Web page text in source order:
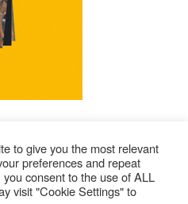
Où Trouver Poly ?
to give you the most relevant
preferences and repeat
you consent to the use of ALL
visit "Cookie Settings" to